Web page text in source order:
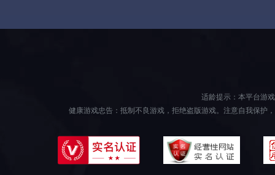
适龄提示：本平台游
健康游戏忠告：抵制不良游戏，拒绝盗版游戏。注意自我保护